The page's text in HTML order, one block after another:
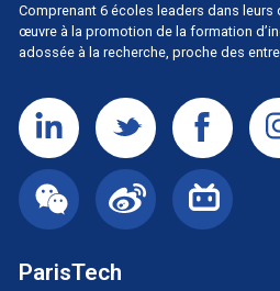
Comprenant 6 écoles leaders dans
œuvre à la promotion de la formation
adossée à la recherche, proche des
ParisTech